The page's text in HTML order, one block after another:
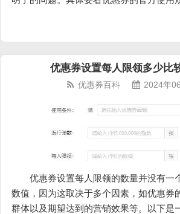
优惠券设置每人限领多少比
优惠券百科 2024年
优惠券设置每人限领的数量并没有一
数值，因为这取决于多个因素，如优惠券
群体以及期望达到的营销效果等。以下是